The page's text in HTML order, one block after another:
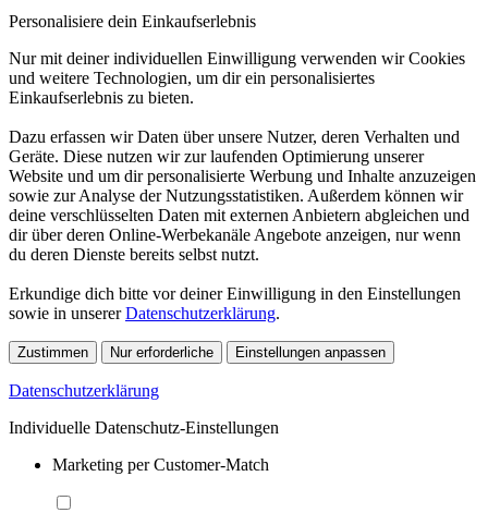
Personalisiere dein Einkaufserlebnis
Nur mit deiner individuellen Einwilligung verwenden wir Cookies
und weitere Technologien, um dir ein personalisiertes
Einkaufserlebnis zu bieten.
Dazu erfassen wir Daten über unsere Nutzer, deren Verhalten und
Geräte. Diese nutzen wir zur laufenden Optimierung unserer
Website und um dir personalisierte Werbung und Inhalte anzuzeigen
sowie zur Analyse der Nutzungsstatistiken. Außerdem können wir
deine verschlüsselten Daten mit externen Anbietern abgleichen und
dir über deren Online-Werbekanäle Angebote anzeigen, nur wenn
du deren Dienste bereits selbst nutzt.
Erkundige dich bitte vor deiner Einwilligung in den Einstellungen
sowie in unsererDatenschutzerklärung.
Zustimmen Nur erforderliche Einstellungen anpassen
Datenschutzerklärung
Individuelle Datenschutz-Einstellungen
Marketing per Customer-Match